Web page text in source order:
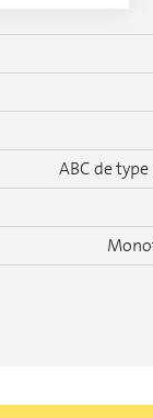
ABC de